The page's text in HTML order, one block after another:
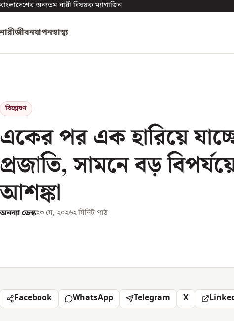
বাংলাদেশের অন্যতম নারী বিষয়ক ম্যাগাজিন
নারীজীবনযাপনস্বাস্থ্য
বিশ্লেষণ
একের পর এক হারিয়ে
প্রজাতি, সামনে বড়
আশঙ্কা
অনন্যা ডেস্ক২৩ মে, ২০২৬২ মিনিট পাঠ
Facebook WhatsApp Telegram X